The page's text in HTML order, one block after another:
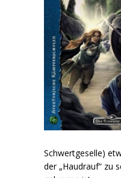
Schwertgeselle)
der „Haudrauf“ zu